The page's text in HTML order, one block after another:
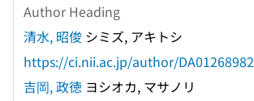
Author Heading
清水, 昭俊 シミズ, アキトシ
https://ci.nii.ac.jp/author/DA01268982
吉岡, 政徳 ヨシオカ, マサノリ